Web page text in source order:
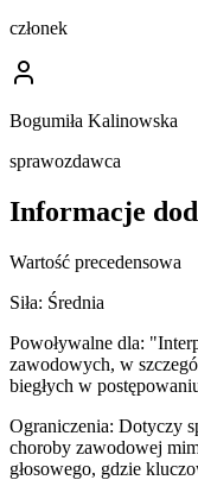
członek
Bogumiła Kalinowska
sprawozdawca
Informacje
Wartość precedensowa
Siła: Średnia
Powoływalne dla:
zawodowych, w
biegłych w
Ograniczenia: Dotyczy
choroby zawodowej
głosowego, gdzie